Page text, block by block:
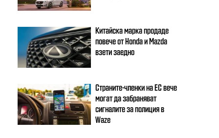
Китайска марка продаде
повече от Honda и Mazda
взети заедно
Страните-членки на ЕС вече
могат да забраняват
сигналите за полиция в
Waze